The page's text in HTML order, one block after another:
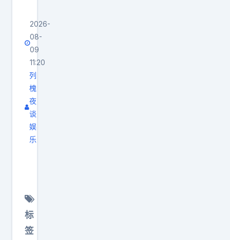
2026-
08-
09
11:20
列
槐
夜
谈
娱
乐
年
后
简
标
签